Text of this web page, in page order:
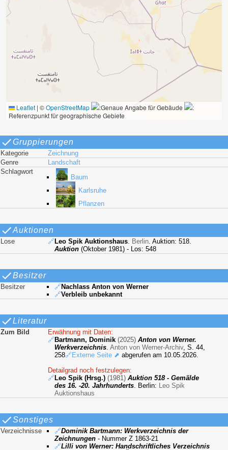
Leaflet | ©OpenStreetMap :Genaue Angabe für Gebäude
:
Referenzpunkt für geographische Gebiete
Gruppierungen
Kategorie
Zeichnung
Genre
Landschaft
Schlagwort
Baum
Karlsruhe
Pflanzen
Auktionen
Lose 🔗Leo Spik Auktionshaus Berlin . Auktion: 518.
Auktion (Oktober 1981) - Los: 548
Besitzer
Besitzer 🔗Nachlass Anton von Werner
🔗Verbleib unbekannt
Literatur
Zum Bild
Erwähnung mit Daten:
🔗Bartmann, Dominik (2025) Anton von Werner.
Werkverzeichnis .Anton von Werner-Archiv, S. 44,
258🔗Externe Seite ⬈ abgerufen am 10.05.2026.
Detailgrad noch festzulegen:
🔗Leo Spik (Hrsg.) (1981) Auktion 518 - Gemälde
des 16. -20. Jahrhunderts . Berlin:
Leo Spik
Auktionshaus
Sonstiges
Verzeichnisse 🔗Dominik Bartmann: Werkverzeichnis der
Zeichnungen - Nummer Z 1863-21
🔗Lilli von Werner: Handschriftliches Verzeichnis